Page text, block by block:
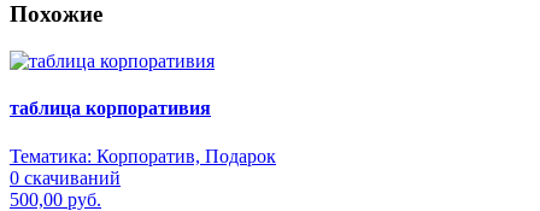
Похожие
таблица корпоративия
Тематика: Корпоратив, Подарок
0 скачиваний
500,00 руб.